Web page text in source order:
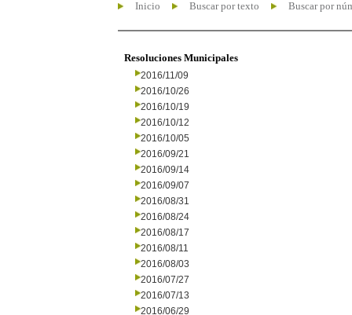
Inicio Buscar por texto Buscar por
Resoluciones Municipales
2016/11/09
2016/10/26
2016/10/19
2016/10/12
2016/10/05
2016/09/21
2016/09/14
2016/09/07
2016/08/31
2016/08/24
2016/08/17
2016/08/11
2016/08/03
2016/07/27
2016/07/13
2016/06/29